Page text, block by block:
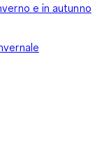
e in autunno